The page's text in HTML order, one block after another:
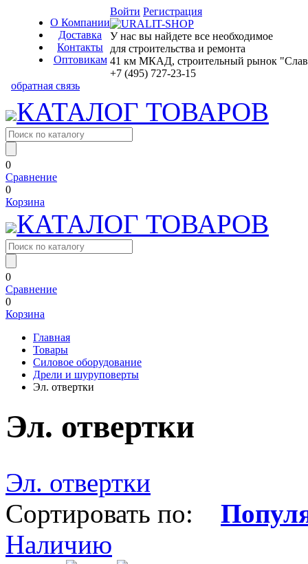
О Компании
Доставка
Контакты
Оптовикам
Войти Регистрация
У нас вы найдете все необходимое
для строительства и ремонта
41 км МКАД, строительный рынок
+7 (495) 727-23-15
обратная связь
КАТАЛОГ ТОВАРОВ
0
Сравнение
0
Корзина
КАТАЛОГ ТОВАРОВ
0
Сравнение
0
Корзина
Главная
Товары
Силовое оборудование
Дрели и шуруповерты
Эл. отвертки
Эл. отвертки
Эл. отвертки
Сортировать по:
Наличию